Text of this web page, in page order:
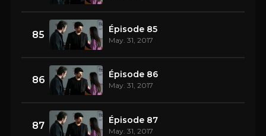
85 Épisode 85
May. 31, 2017
86 Épisode 86
May. 31, 2017
87 Épisode 87
May. 31, 2017